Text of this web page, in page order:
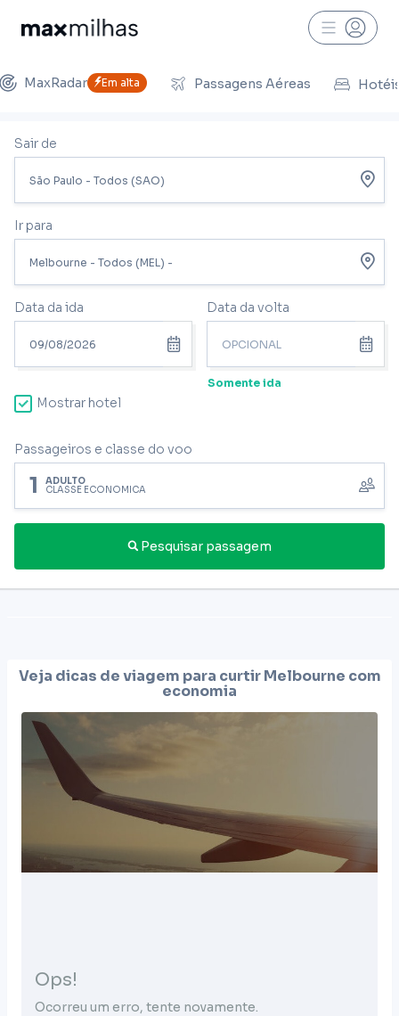
MaxRadar Em alta Passagens Aéreas
Sair de
Ir para
Data da ida Data da volta
Somente ida
Mostrar hotel
Passageiros e classe do voo
1 ADULTO
CLASSE ECONÔMICA
Pesquisar passagem
Veja dicas de viagem para curtirMelbourne com
economia
Ops!
Ocorreu um erro, tente novamente.